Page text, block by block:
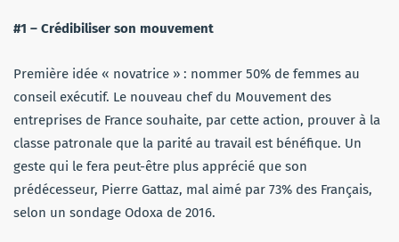
#1 – Crédibiliser son mouvement
Première idée « novatrice » : nommer 50% de femmes au
conseil exécutif. Le nouveau chef du Mouvement des
entreprises de France souhaite, par cette action, prouver à la
classe patronale que la parité au travail est bénéfique. Un
geste qui le fera peut-être plus apprécié que son
prédécesseur, Pierre Gattaz, mal aimé par 73% des Français,
selon un sondage Odoxa de 2016.